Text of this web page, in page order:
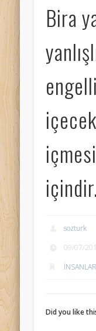
Bira
içindir.
sozturk
09/07/
İNSANLAR
Did you like